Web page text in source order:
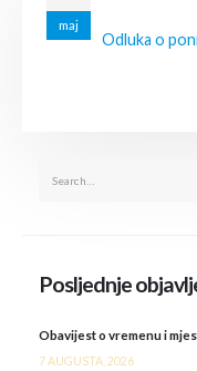
maj
Odluka o
Posljednje
Obavijest o vremenu i
7 AUGUSTA, 2026